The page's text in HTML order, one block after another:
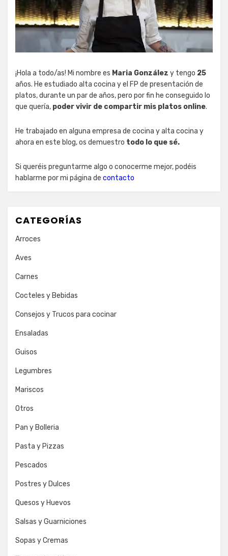
¡Hola a todo/as! Mi nombre es Maria González y tengo 25
años. He estudiado alta cocina y el FP de presentación de
platos, durante un par de años, pero por fin he conseguido lo
que quería, poder vivir de compartir mis platos online.
He trabajado en alguna empresa de cocina y alta cocina y
ahora en este blog, os demuestro todo lo que sé.
Si queréis preguntarme algo o conocerme mejor, podéis
hablarme por mi página de contacto
CATEGORÍAS
Arroces
Aves
Carnes
Cocteles y Bebidas
Consejos y Trucos para cocinar
Ensaladas
Guisos
Legumbres
Mariscos
Otros
Pan y Bolleria
Pasta y Pizzas
Pescados
Postres y Dulces
Quesos y Huevos
Salsas y Guarniciones
Sopas y Cremas